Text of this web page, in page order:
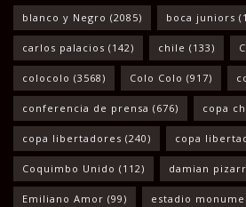
blanco y Negro (2085) boca juniors
carlos palacios (142) chile (133)
colocolo (3568) Colo Colo (917)
conferencia de prensa (676) copa
copa libertadores (240) copa
Coquimbo Unido (112) damian
Emiliano Amor (99) estadio